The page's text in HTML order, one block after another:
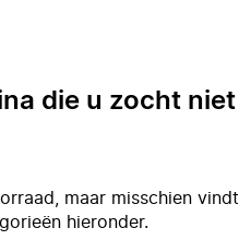
die u zocht niet
maar misschien vindt
hieronder.